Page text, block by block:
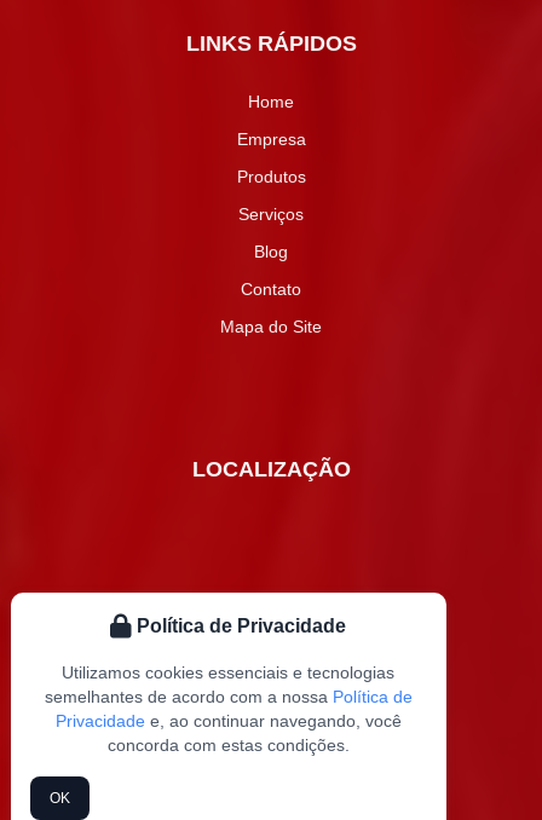
LINKS RÁPIDOS
Home
Empresa
Produtos
Serviços
Blog
Contato
Mapa do Site
LOCALIZAÇÃO
Política de Privacidade
Utilizamos cookies essenciais e tecnologias
semelhantes de acordo com a nossa Política de
Privacidadee, ao continuar navegando, você
concorda com estas condições.
OK